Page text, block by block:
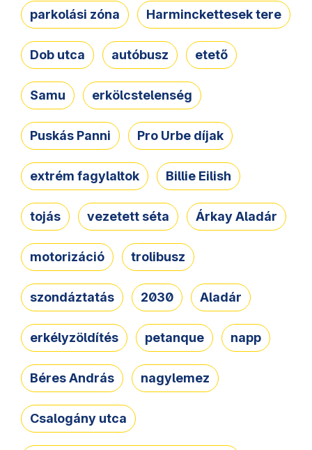
parkolási zóna Harminckettesek tere
Dob utca autóbusz etető
Samu erkölcstelenség
Puskás Panni Pro Urbe díjak
extrém fagylaltok Billie Eilish
tojás vezetett séta Árkay Aladár
motorizáció trolibusz
szondáztatás 2030 Aladár
erkélyzöldítés petanque napp
Béres András nagylemez
Csalogány utca